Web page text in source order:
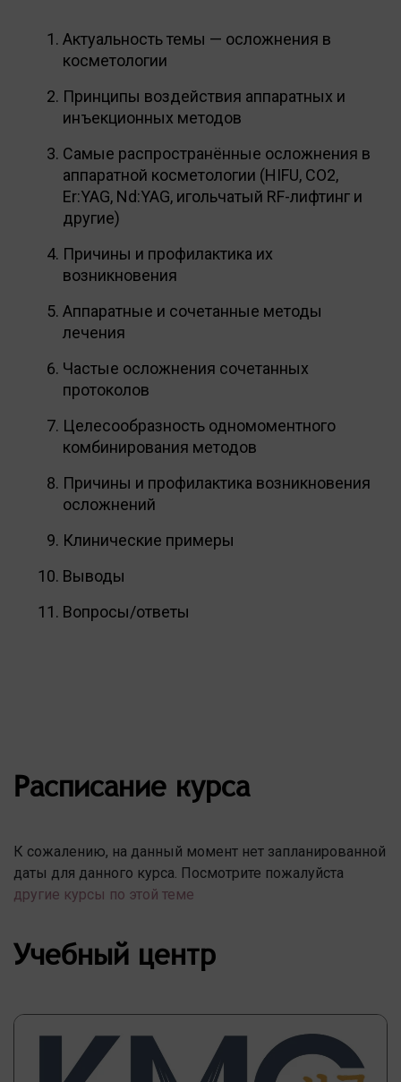
Актуальность темы — осложнения в
косметологии
Принципы воздействия аппаратных и
инъекционных методов
Самые распространённые осложнения в
аппаратной косметологии (HIFU, CO2,
Er:YAG, Nd:YAG, игольчатый RF-лифтинг и
другие)
Причины и профилактика их
возникновения
Аппаратные и сочетанные методы
лечения
Частые осложнения сочетанных
протоколов
Целесообразность одномоментного
комбинирования методов
Причины и профилактика возникновения
осложнений
Клинические примеры
Выводы
Вопросы/ответы
Расписание курса
К сожалению, на данный момент нет запланированной
даты для данного курса. Посмотрите пожалуйста
другие курсы по этой теме
Учебный центр